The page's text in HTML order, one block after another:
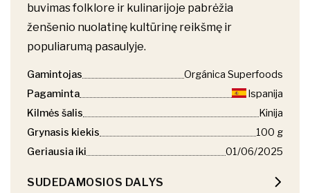
buvimas folklore ir kulinarijoje pabrėžia
ženšenio nuolatinę kultūrinę reikšmę ir
populiarumą pasaulyje.
Gamintojas
Orgánica Superfoods
Pagaminta
Ispanija
Kilmės šalis
Kinija
Grynasis kiekis
100 g
Geriausia iki
01/06/2025
SUDEDAMOSIOS DALYS